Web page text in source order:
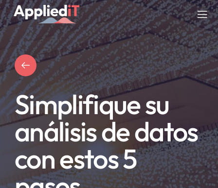
Saltar
al
contenido
SERVICIOS
SOLUCIONES
COMPAÑIA
RECURSOS
BLOG
Simplifique su
análisis de datos
con estos 5